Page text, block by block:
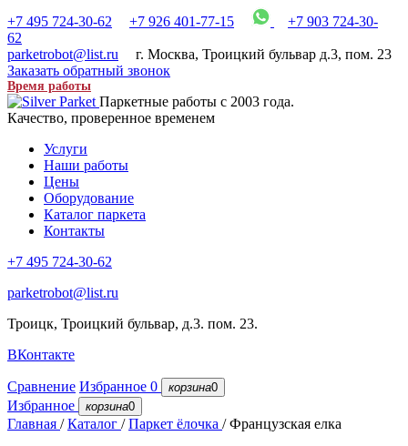
+7 495 724-30-62 +7 926 401-77-15
+7 903 724-30-
62
parketrobot@list.ru
г. Москва, Троицкий бульвар д.3, пом. 23
Заказать обратный звонок
Время работы
Паркетные работы с 2003 года.
Качество, проверенное временем
Услуги
Наши работы
Цены
Оборудование
Каталог паркета
Контакты
+7 495 724-30-62
parketrobot@list.ru
Троицк, Троицкий бульвар, д.3. пом. 23.
ВКонтакте
Сравнение Избранное 0 корзина0
Избранное корзина0
Главная /Каталог /Паркет ёлочка /Французская елка